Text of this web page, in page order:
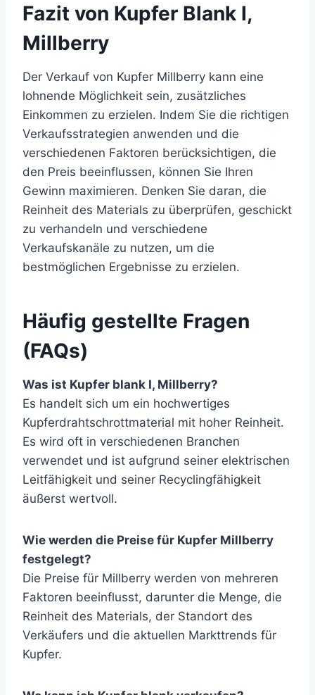
Fazit von Kupfer Blank I,
Millberry
Der Verkauf von Kupfer Millberry kann eine
lohnende Möglichkeit sein, zusätzliches
Einkommen zu erzielen. Indem Sie die richtigen
Verkaufsstrategien anwenden und die
verschiedenen Faktoren berücksichtigen, die
den Preis beeinflussen, können Sie Ihren
Gewinn maximieren. Denken Sie daran, die
Reinheit des Materials zu überprüfen, geschickt
zu verhandeln und verschiedene
Verkaufskanäle zu nutzen, um die
bestmöglichen Ergebnisse zu erzielen.
Häufig gestellte Fragen
(FAQs)
Was ist Kupfer blank I, Millberry?
Es handelt sich um ein hochwertiges
Kupferdrahtschrottmaterial mit hoher Reinheit.
Es wird oft in verschiedenen Branchen
verwendet und ist aufgrund seiner elektrischen
Leitfähigkeit und seiner Recyclingfähigkeit
äußerst wertvoll.
Wie werden die Preise für Kupfer Millberry
festgelegt?
Die Preise für Millberry werden von mehreren
Faktoren beeinflusst, darunter die Menge, die
Reinheit des Materials, der Standort des
Verkäufers und die aktuellen Markttrends für
Kupfer.